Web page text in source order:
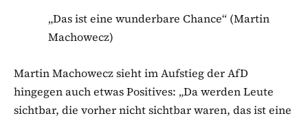
„Das ist eine wunderbare Chance“ (Martin
Machowecz)
Martin Machowecz sieht im Aufstieg der AfD
hingegen auch etwas Positives: „Da werden Leute
sichtbar, die vorher nicht sichtbar waren, das ist eine